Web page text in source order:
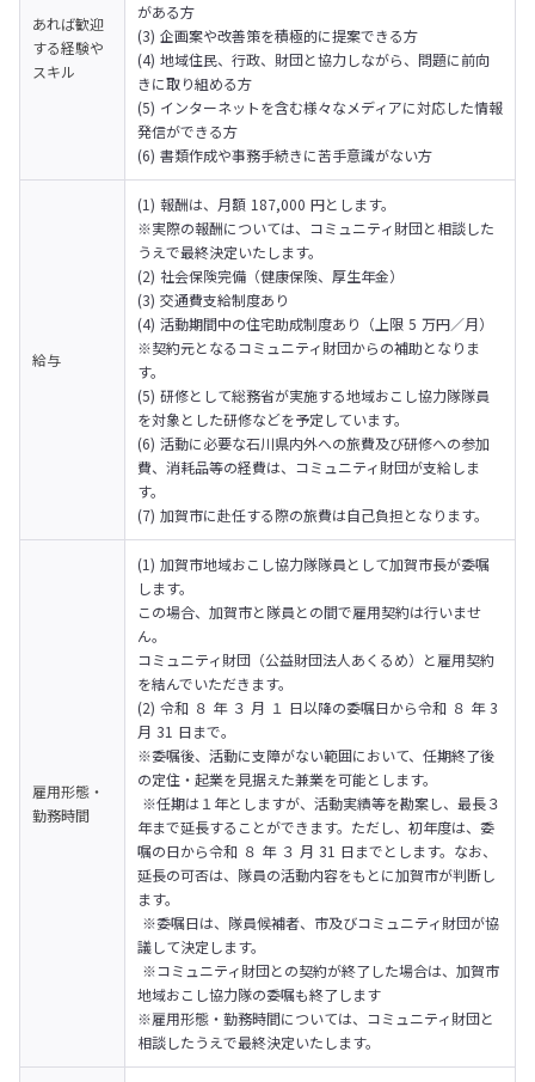
あれば歓迎
する経験や
スキル
がある方
(3) 企画案や改善策を積極的に提案できる方
(4) 地域住民、行政、財団と協力しながら、問題に前向
きに取り組める方
(5) インターネットを含む様々なメディアに対応した情報
発信ができる方
(6) 書類作成や事務手続きに苦手意識がない方
給与
(1) 報酬は、月額 187,000 円とします。
※実際の報酬については、コミュニティ財団と相談した
うえで最終決定いたします。
(2) 社会保険完備（健康保険、厚生年金）
(3) 交通費支給制度あり
(4) 活動期間中の住宅助成制度あり（上限 5 万円／月）
※契約元となるコミュニティ財団からの補助となりま
す。
(5) 研修として総務省が実施する地域おこし協力隊隊員
を対象とした研修などを予定しています。
(6) 活動に必要な石川県内外への旅費及び研修への参加
費、消耗品等の経費は、コミュニティ財団が支給しま
す。
(7) 加賀市に赴任する際の旅費は自己負担となります。
雇用形態・
勤務時間
(1) 加賀市地域おこし協力隊隊員として加賀市長が委嘱
します。
この場合、加賀市と隊員との間で雇用契約は行いませ
ん。
コミュニティ財団（公益財団法人あくるめ）と雇用契約
を結んでいただきます。
(2) 令和 ８ 年 ３ 月 １ 日以降の委嘱日から令和 ８ 年 3
月 31 日まで。
※委嘱後、活動に支障がない範囲において、任期終了後
の定住・起業を見据えた兼業を可能とします。
年まで延長することができます。ただし、初年度は、委
嘱の日から令和 ８ 年 ３ 月 31 日までとします。なお、
延長の可否は、隊員の活動内容をもとに加賀市が判断し
ます。
議して決定します。
地域おこし協力隊の委嘱も終了します
※雇用形態・勤務時間については、コミュニティ財団と
相談したうえで最終決定いたします。